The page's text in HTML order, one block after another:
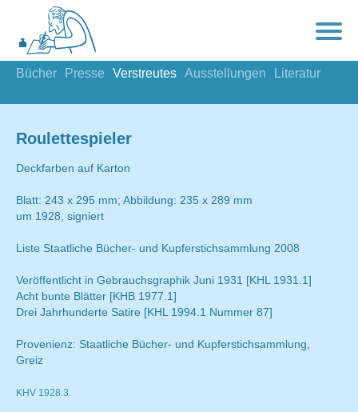
Bücher Presse Verstreutes Ausstellungen Literatur
Roulettespieler
Deckfarben auf Karton
Blatt: 243 x 295 mm; Abbildung: 235 x 289 mm
um 1928, signiert
Liste Staatliche Bücher- und Kupferstichsammlung 2008
Veröffentlicht in Gebrauchsgraphik Juni 1931 [KHL 1931.1]
Acht bunte Blätter [KHB 1977.1]
Drei Jahrhunderte Satire [KHL 1994.1 Nummer 87]
Provenienz: Staatliche Bücher- und Kupferstichsammlung,
Greiz
KHV 1928.3